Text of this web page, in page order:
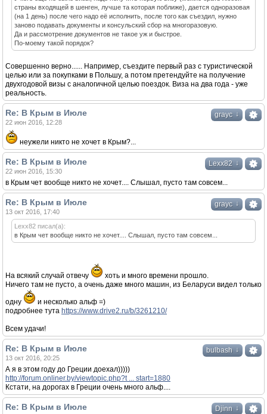
страны входящей в шенген, лучше та которая поближе), дается одноразовая
(на 1 день) после чего надо её исполнить, после того как съездил, нужно
заново подавать документы и консульский сбор на многоразовую.
Да и рассмотрение документов не такое уж и быстрое.
По-моему такой порядок?
Совершенно верно...... Например, съездите первый раз с туристической
целью или за покупками в Польшу, а потом претендуйте на получение
двухгодовой визы с аналогичной целью поездок. Виза на два года - уже
реальность.
grayc ↓
Re: В Крым в Июле
22 июн 2016, 12:28
неужели никто не хочет в Крым?...
Lexx82 ↓
Re: В Крым в Июле
22 июн 2016, 15:30
в Крым чет вообще никто не хочет.... Слышал, пусто там совсем...
grayc ↓
Re: В Крым в Июле
13 окт 2016, 17:40
Lexx82 писал(а):
в Крым чет вообще никто не хочет.... Слышал, пусто там совсем...
На всякий случай отвечу
хоть и много времени прошло.
Ничего там не пусто, а очень даже много машин, из Беларуси видел только
одну
и несколько альф =)
подробнее тута https://www.drive2.ru/b/3261210/
Всем удачи!
bulbash ↓
Re: В Крым в Июле
13 окт 2016, 20:25
А я в этом году до Греции доехал)))))
http://forum.onliner.by/viewtopic.php?t ... start=1880
Кстати, на дорогах в Греции очень много альф....
Djinn ↓
Re: В Крым в Июле